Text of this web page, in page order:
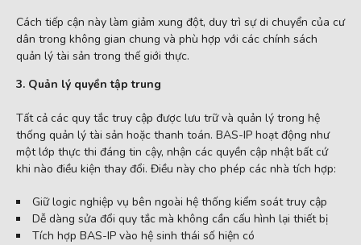
Cách tiếp cận này làm giảm xung đột, duy trì sự di chuyển của cư
dân trong không gian chung và phù hợp với các chính sách
quản lý tài sản trong thế giới thực.
3. Quản lý quyền tập trung
Tất cả các quy tắc truy cập được lưu trữ và quản lý trong hệ
thống quản lý tài sản hoặc thanh toán. BAS-IP hoạt động như
một lớp thực thi đáng tin cậy, nhận các quyền cập nhật bất cứ
khi nào điều kiện thay đổi. Điều này cho phép các nhà tích hợp:
Giữ logic nghiệp vụ bên ngoài hệ thống kiểm soát truy cập
Dễ dàng sửa đổi quy tắc mà không cần cấu hình lại thiết bị
Tích hợp BAS-IP vào hệ sinh thái số hiện có